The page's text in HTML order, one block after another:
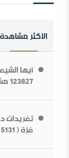
ما قولك في
الاكثر مشاهدة
أيها
123827 مشاهدة )
تغريدات
غزة ( 105131 مشاهدة )